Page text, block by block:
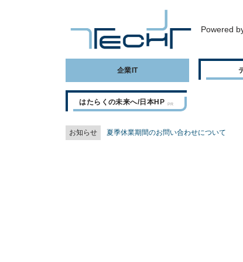
Powered
企業IT
はたらくの未来へ/日本HP
お知らせ 夏季休業期間のお問い合わせについて